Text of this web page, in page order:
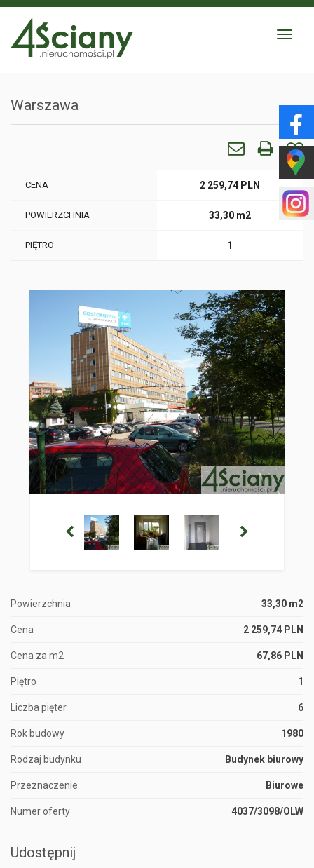
Toggle
Warszawa
CENA 2 259,74 PLN
POWIERZCHNIA 33,30 m2
PIĘTRO 1
Powierzchnia 33,30 m2
Cena 2 259,74 PLN
Cena za m2 67,86 PLN
Piętro 1
Liczba pięter 6
Rok budowy 1980
Rodzaj budynku Budynek biurowy
Przeznaczenie Biurowe
Numer oferty 4037/3098/OLW
Udostępnij